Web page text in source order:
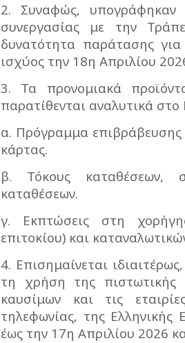
2. Συναφώς,
συνεργασίας με την
δυνατότητα παράτασης
ισχύος την 18η Απριλίου
3. Τα προνομιακά
παρατίθενται αναλυτικά
α. Πρόγραμμα
κάρτας.
β. Τόκους καταθέσεων,
καταθέσεων.
γ. Εκπτώσεις στη
επιτοκίου) και
4. Επισημαίνεται
τη χρήση της
καυσίμων και τις
τηλεφωνίας, της Ελληνικής
έως την 17η Απριλίου 2026